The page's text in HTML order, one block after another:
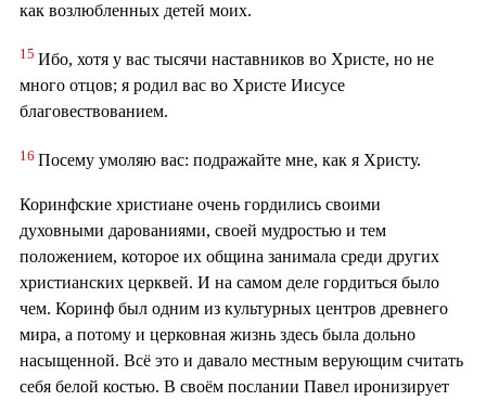
как возлюбленных детей моих.
15 Ибо, хотя у вас тысячи наставников во Христе, но не
много отцов; я родил вас во Христе Иисусе
благовествованием.
16 Посему умоляю вас: подражайте мне, как я Христу.
Коринфские христиане очень гордились своими
духовными дарованиями, своей мудростью и тем
положением, которое их община занимала среди других
христианских церквей. И на самом деле гордиться было
чем. Коринф был одним из культурных центров древнего
мира, а потому и церковная жизнь здесь была дольно
насыщенной. Всё это и давало местным верующим считать
себя белой костью. В своём послании Павел иронизирует